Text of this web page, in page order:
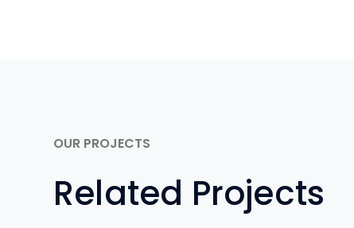
OUR PROJECTS
Related Projects